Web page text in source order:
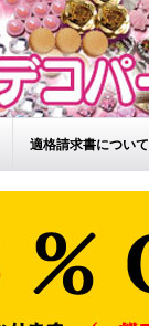
適格請求書について